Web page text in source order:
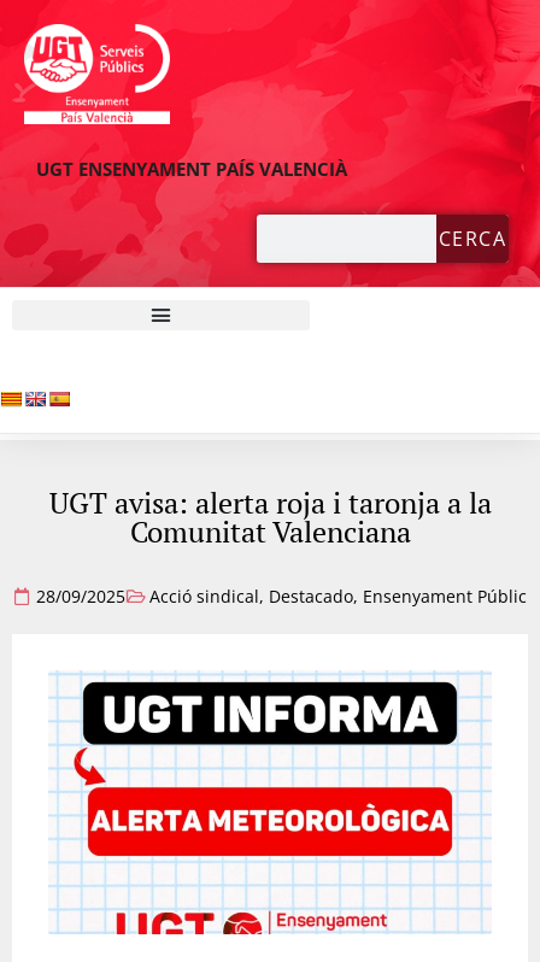
UGT ENSENYAMENT PAÍS VALENCIÀ
CERCA
UGT avisa: alerta roja i taronja a la
Comunitat Valenciana
28/09/2025 Acció sindical, Destacado, Ensenyament Públic